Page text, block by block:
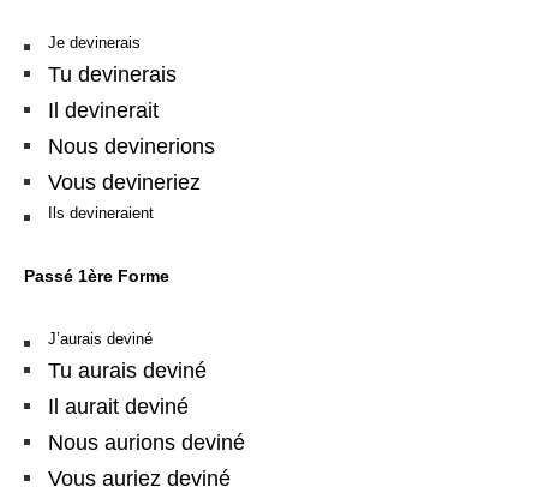
Je devinerais
Tu devinerais
Il devinerait
Nous devinerions
Vous devineriez
Ils devineraient
Passé 1ère Forme
J’aurais deviné
Tu aurais deviné
Il aurait deviné
Nous aurions deviné
Vous auriez deviné